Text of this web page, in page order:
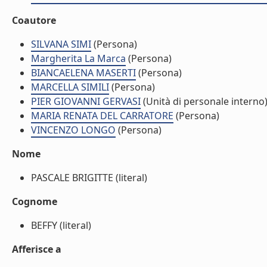
Coautore
SILVANA SIMI(Persona)
Margherita La Marca (Persona)
BIANCAELENA MASERTI(Persona)
MARCELLA SIMILI(Persona)
PIER GIOVANNI GERVASI(Unità di personale interno)
MARIA RENATA DEL CARRATORE (Persona)
VINCENZO LONGO (Persona)
Nome
PASCALE BRIGITTE (literal)
Cognome
BEFFY (literal)
Afferisce a